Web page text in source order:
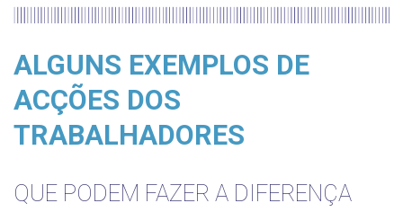
ALGUNS EXEMPLOS DE
ACÇÕES DOS
TRABALHADORES
QUE PODEM FAZER A DIFERENÇA